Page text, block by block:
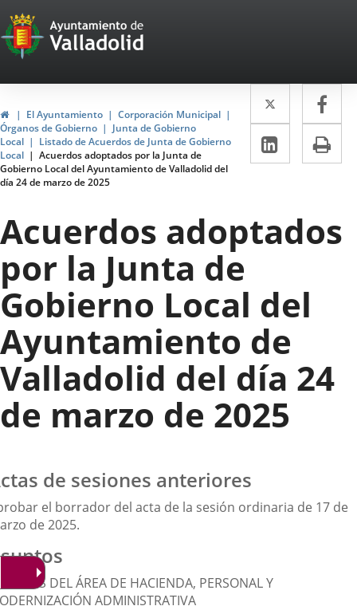
Portal
Web
del
Ayuntamiento
de
Valladolid
InicioEl Ayuntamiento
Corporación Municipal
Órganos de Gobierno
Junta de Gobierno
Local
Listado de Acuerdos de Junta de Gobierno
Local
Acuerdos adoptados por la Junta de
Gobierno Local del Ayuntamiento de Valladolid del
día 24 de marzo de 2025
Twitter
Enlace
a
una
a
LinkedIn
Enlace
a
externa.
Acuerdos adoptados
por la Junta de
Gobierno Local del
Ayuntamiento de
Valladolid del día 24
de marzo de 2025
de sesiones anteriores
el borrador del acta de la sesión ordinaria de 17 de
de 2025.
DEL ÁREA DE HACIENDA, PERSONAL Y
ADMINISTRATIVA